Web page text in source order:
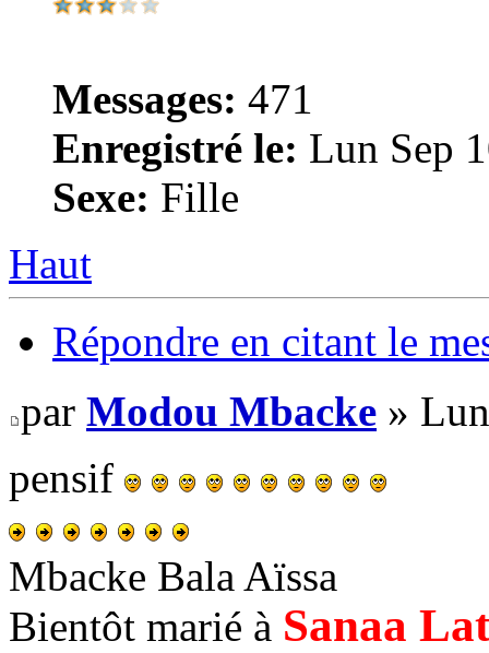
Messages: 471
Enregistré le: Lun Sep
Sexe: Fille
Haut
Répondre en citant le
par Modou Mbacke »
pensif
Mbacke Bala Aïssa
Bientôt marié à Sanaa